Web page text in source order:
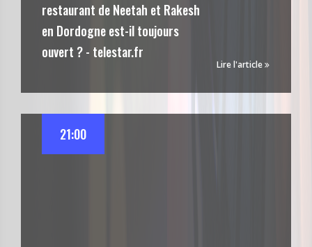
restaurant de Neetah et Rakesh
en Dordogne est-il toujours
ouvert ? - telestar.fr
Lire l'article
21:00